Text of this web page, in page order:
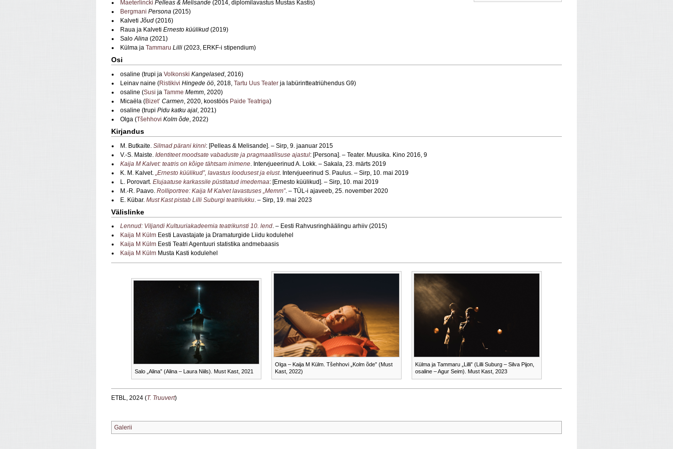
Maeterlincki Pelleas & Melisande (2014, diplomilavastus Mustas Kastis)
Bergmani Persona (2015)
Kalveti Jõud (2016)
Raua ja Kalveti Ernesto küülikud (2019)
SaloAlina (2021)
Külma ja Tammaru Lilli (2023, ERKF-i stipendium)
Osi
osaline (trupi ja Volkonski Kangelased, 2016)
Leinav naine (Ristikivi Hingede öö, 2018, Tartu Uus Teater ja labürintteatriühendus G9)
osaline (Susi ja Tamme Memm, 2020)
Micaëla (Bizet’ Carmen, 2020, koostöös Paide Teatriga)
osaline (trupi Pidu katku ajal, 2021)
Olga (Tšehhovi Kolm õde, 2022)
Kirjandus
M. Butkaite. Silmad pärani kinni: [Pelleas & Melisande]. – Sirp, 9. jaanuar 2015
V.-S. Maiste. Identiteet moodsate vabaduste ja pragmaatilisuse ajastul: [Persona]. – Teater. Muusika. Kino 2016, 9
Kaija M Kalvet: teatris on kõige tähtsam inimene . Intervjueerinud A. Lokk. – Sakala, 23. märts 2019
K. M. Kalvet.
„Ernesto küülikud”, lavastus loodusest ja elust. Intervjueerinud S. Paulus. – Sirp, 10. mai 2019
L. Porovart. Elujaatuse karkassile püstitatud imedemaa: [Ernesto küülikud]. – Sirp, 10. mai 2019
M.-R. Paavo. Rolliportree: Kaija M Kalvet lavastuses „Memm”. – TÜL-i ajaveeb, 25. november 2020
E. Kübar. Must Kast pistab Lilli Suburgi teatrilukku . – Sirp, 19. mai 2023
Välislinke
Lennud: Viljandi Kultuuriakadeemia teatrikunsti 10. lend. – Eesti Rahvusringhäälingu arhiiv (2015)
Kaija M Külm Eesti Lavastajate ja Dramaturgide Liidu kodulehel
Kaija M Külm Eesti Teatri Agentuuri statistika andmebaasis
Kaija M Külm Musta Kasti kodulehel
Salo „Alina” (Alina – Laura Niils). Must Kast, 2021
Olga – Kaija M Külm. Tšehhovi „Kolm õde” (Must
Kast, 2022)
Külma ja Tammaru „Lilli” (Lilli Suburg – Silva Pijon,
osaline – Agur Seim). Must Kast, 2023
ETBL, 2024 (T. Truuvert)
Galerii